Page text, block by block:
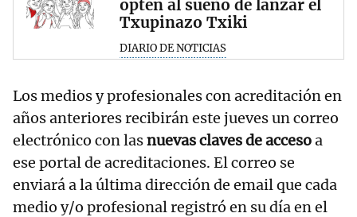
opten al sueño de lanzar el
Txupinazo Txiki
DIARIO DE NOTICIAS
Los medios y profesionales con acreditación en
años anteriores recibirán este jueves un correo
electrónico con lasnuevas claves de accesoa
ese portal de acreditaciones. El correo se
enviará a la última dirección de email que cada
medio y/o profesional registró en su día en el